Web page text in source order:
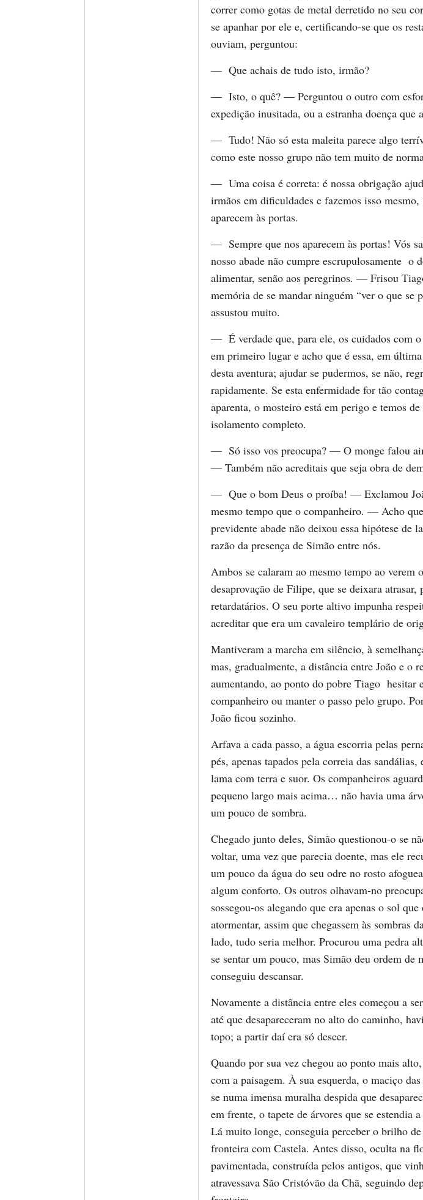
correr como gotas de metal derretido no seu
se apanhar por ele e, certificando-se que os
ouviam, perguntou:
— Que achais de tudo isto, irmão?
— Isto, o quê? — Perguntou o outro com
expedição inusitada, ou a estranha doença que
— Tudo! Não só esta maleita parece algo
como este nosso grupo não tem muito de
— Uma coisa é correta: é nossa obrigação
irmãos em dificuldades e fazemos isso mesmo,
aparecem às portas.
— Sempre que nos aparecem às portas! Vós
nosso abade não cumpre escrupulosamente o
alimentar, senão aos peregrinos. — Frisou
memória de se mandar ninguém “ver o que se
assustou muito.
— É verdade que, para ele, os cuidados com o
em primeiro lugar e acho que é essa, em
desta aventura; ajudar se pudermos, se não,
rapidamente. Se esta enfermidade for tão
aparenta, o mosteiro está em perigo e temos
isolamento completo.
— Só isso vos preocupa? — O monge falou
— Também não acreditais que seja obra de
— Que o bom Deus o proíba! — Exclamou
mesmo tempo que o companheiro. — Acho
previdente abade não deixou essa hipótese de
razão da presença de Simão entre nós.
Ambos se calaram ao mesmo tempo ao verem
desaprovação de Filipe, que se deixara atrasar,
retardatários. O seu porte altivo impunha
acreditar que era um cavaleiro templário de
Mantiveram a marcha em silêncio, à
mas, gradualmente, a distância entre João e o
aumentando, ao ponto do pobre Tiago hesitar
companheiro ou manter o passo pelo grupo.
João ficou sozinho.
Arfava a cada passo, a água escorria pelas
pés, apenas tapados pela correia das sandálias,
lama com terra e suor. Os companheiros
pequeno largo mais acima… não havia uma
um pouco de sombra.
Chegado junto deles, Simão questionou-o se
voltar, uma vez que parecia doente, mas ele
um pouco da água do seu odre no rosto
algum conforto. Os outros olhavam-no
sossegou-os alegando que era apenas o sol que
atormentar, assim que chegassem às sombras
lado, tudo seria melhor. Procurou uma pedra
se sentar um pouco, mas Simão deu ordem de
conseguiu descansar.
Novamente a distância entre eles começou a
até que desapareceram no alto do caminho,
topo; a partir daí era só descer.
Quando por sua vez chegou ao ponto mais
com a paisagem. À sua esquerda, o maciço
se numa imensa muralha despida que
em frente, o tapete de árvores que se estendia
Lá muito longe, conseguia perceber o brilho
fronteira com Castela. Antes disso, oculta na
pavimentada, construída pelos antigos, que
atravessava São Cristóvão da Chã, seguindo